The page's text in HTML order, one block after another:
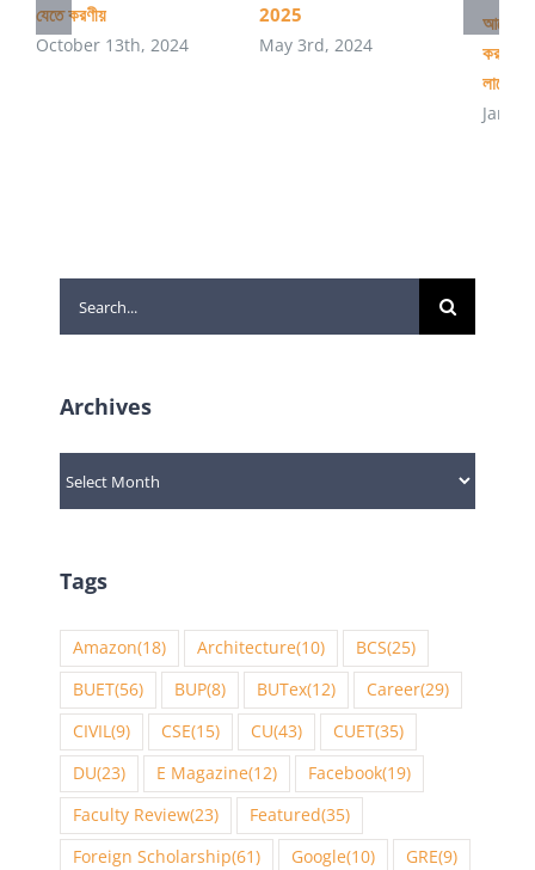
যেতে করণীয়
October 13th, 2024
2025
May 3rd, 2024
করার
লাগে?
Search
for:
Archives
Archives
Tags
Amazon(18) Architecture(10) BCS(25)
BUET(56) BUP(8) BUTex(12) Career(29)
CIVIL(9) CSE(15) CU(43) CUET(35)
DU(23) E Magazine(12) Facebook(19)
Faculty Review(23) Featured(35)
Foreign Scholarship(61) Google(10) GRE(9)